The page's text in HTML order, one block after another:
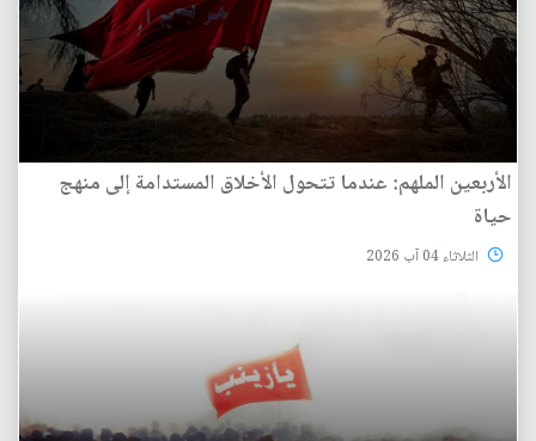
الأربعين الملهم: عندما تتحول الأخلاق المستدامة إلى منهج
حياة
الثلاثاء 04 آب 2026